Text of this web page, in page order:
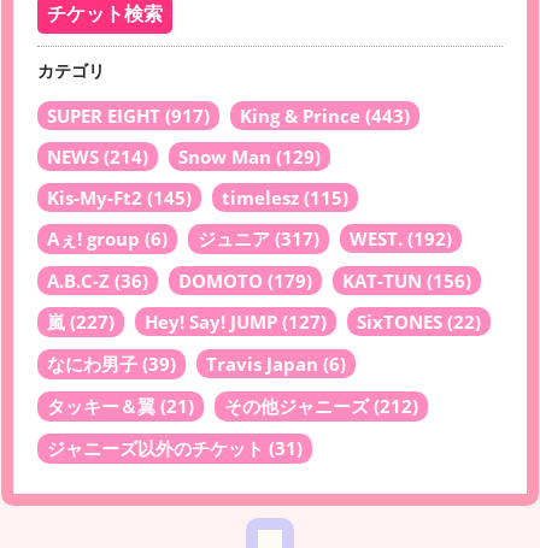
カテゴリ
SUPER EIGHT (917) King & Prince (443)
NEWS (214) Snow Man (129)
Kis-My-Ft2 (145) timelesz (115)
Aぇ! group (6) ジュニア (317) WEST. (192)
A.B.C-Z (36) DOMOTO (179) KAT-TUN (156)
嵐 (227) Hey! Say! JUMP (127) SixTONES (22)
なにわ男子 (39) Travis Japan (6)
タッキー＆翼 (21) その他ジャニーズ(212)
ジャニーズ以外のチケット (31)